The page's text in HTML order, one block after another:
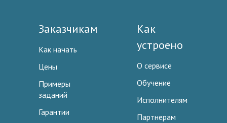
Заказчикам
Как начать
Цены
Примеры
заданий
Гарантии
Как
устроено
О сервисе
Обучение
Исполнителям
Партнерам